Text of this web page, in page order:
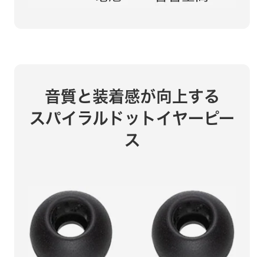
音質と装着感が向上する
スパイラルドットイヤーピー
ス